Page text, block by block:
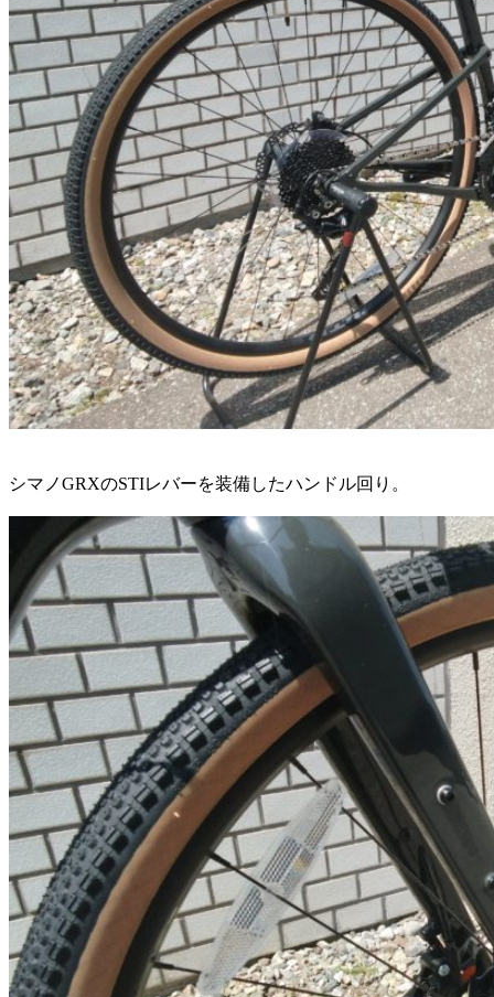
シマノGRXのSTIレバーを装備したハンドル回り。